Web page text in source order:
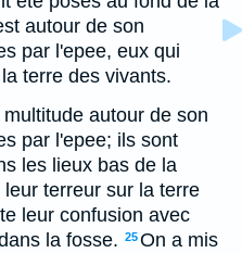
autour de son
par l'epee, eux qui
terre des vivants.
autour de son
par l'epee; ils sont
les lieux bas de la
terreur sur la terre
leur confusion avec
la fosse. 25On a mis